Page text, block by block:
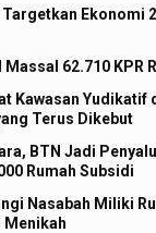
Ekonomi
Massal 62.710 KPR
Kawasan Yudikatif
Terus Dikebut
BTN Jadi
Rumah Subsidi
Nasabah Miliki
Menikah